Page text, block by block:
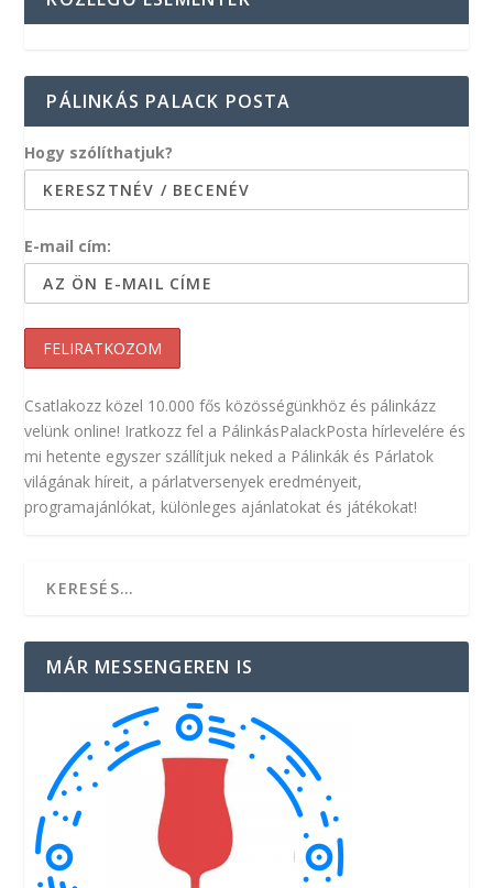
PÁLINKÁS PALACK POSTA
Hogy szólíthatjuk?
E-mail cím:
Csatlakozz közel 10.000 fős közösségünkhöz és pálinkázz
velünk online! Iratkozz fel a PálinkásPalackPosta hírlevelére és
mi hetente egyszer szállítjuk neked a Pálinkák és Párlatok
világának híreit, a párlatversenyek eredményeit,
programajánlókat, különleges ajánlatokat és játékokat!
MÁR MESSENGEREN IS